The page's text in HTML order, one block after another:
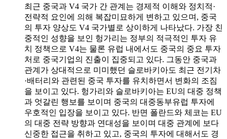
최근 중국과 V4 국가 간 관계는 경제적 이해와 정치적·
전략적 요인에 의해 복잡미묘하게 변하고 있으며, 중국
의 투자 양상도 V4 국가별로 상이하게 나타났다. 가장 친
중적인 성향을 보인 헝가리는 정부의 적극적인 투자 유
치 정책으로 V4는 물론 유럽 내에서도 중국의 중요 투자
처로 중국기업의 진출이 집중되고 있다. 그동안 중국과
관계가 상대적으로 미미했던 슬로바키아도 최근 전기차
·배터리와 관련된 중국 투자를 유치하면서 변화의 조짐
을 보이고 있다. 헝가리와 슬로바키아는 EU의 대중 정책
과 엇갈린 행보를 보이며 중국의 대중동부유럽 투자에
우호적인 입장을 보이고 있다. 반면 폴란드와 체코는 EU
의 대중 전략 방향과 연대성을 보이며 대중 관계에 보다
신중한 접근을 취하고 있고, 중국의 투자에 대해서도 경